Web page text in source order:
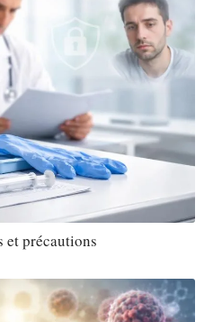
et précautions